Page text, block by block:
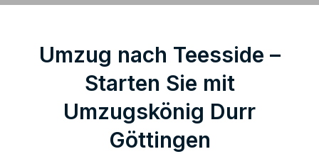
Umzug nach Teesside –
Starten Sie mit
Umzugskönig Durr
Göttingen